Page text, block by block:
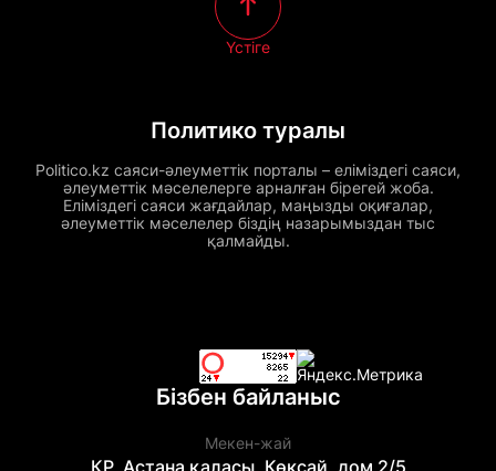
Политико туралы
Politico.kz саяси-әлеуметтік порталы – еліміздегі саяси,
әлеуметтік мәселелерге арналған бірегей жоба.
Еліміздегі саяси жағдайлар, маңызды оқиғалар,
әлеуметтік мәселелер біздің назарымыздан тыс
қалмайды.
Үстіге
Бізбен байланыс
Мекен-жай
ҚР, Астана қаласы, Көксай, дом 2/5